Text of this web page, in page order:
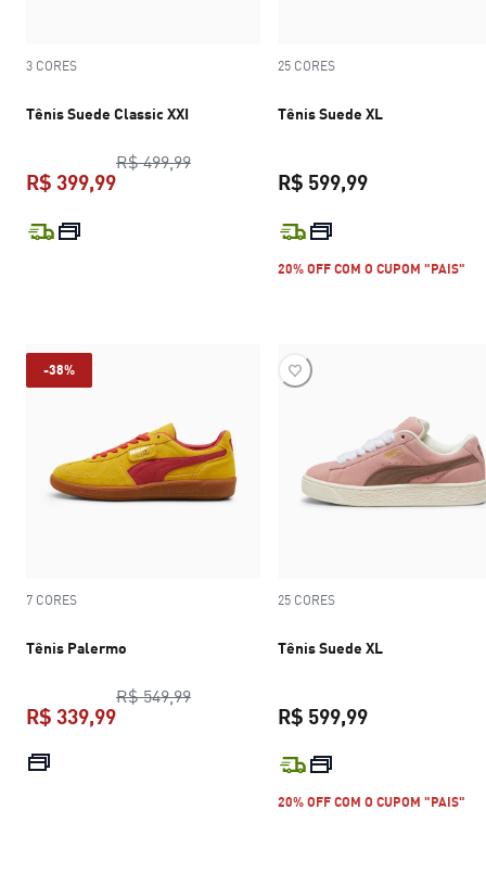
3 CORES
Tênis Suede Classic XXI
R$ 499,99preço original R$ 499,99
R$ 399,99
preço atual R$ 399,99
25 CORES
Tênis Suede XL
R$ 599,99
20% OFF COM O CUPOM "PAIS"
-38%
7 CORES
Tênis Palermo
R$ 549,99preço original R$ 549,99
R$ 339,99
preço atual R$ 339,99
25 CORES
Tênis Suede XL
R$ 599,99
20% OFF COM O CUPOM "PAIS"